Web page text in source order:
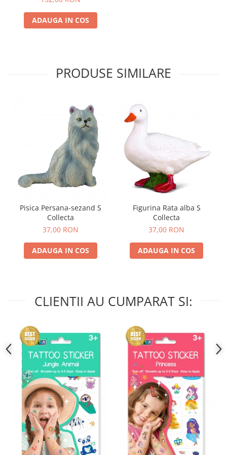
ADAUGA IN COS
PRODUSE SIMILARE
Pisica Persana-sezand S
Collecta
37,00 RON
ADAUGA IN COS
Figurina Rata alba S
Collecta
37,00 RON
ADAUGA IN COS
CLIENTII AU CUMPARAT SI: